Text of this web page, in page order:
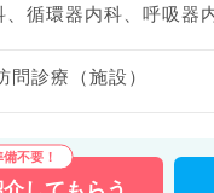
診療（施設）